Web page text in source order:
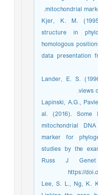
mitochondrial
Kjer, K. M.
structure in
homologous
data presentation
Lander, E. S.
views
Lapinski, A.G.,
al. (2016).
mitochondrial
marker for
studies by the
Russ J
https://
Lee, S. L., Ng, K.